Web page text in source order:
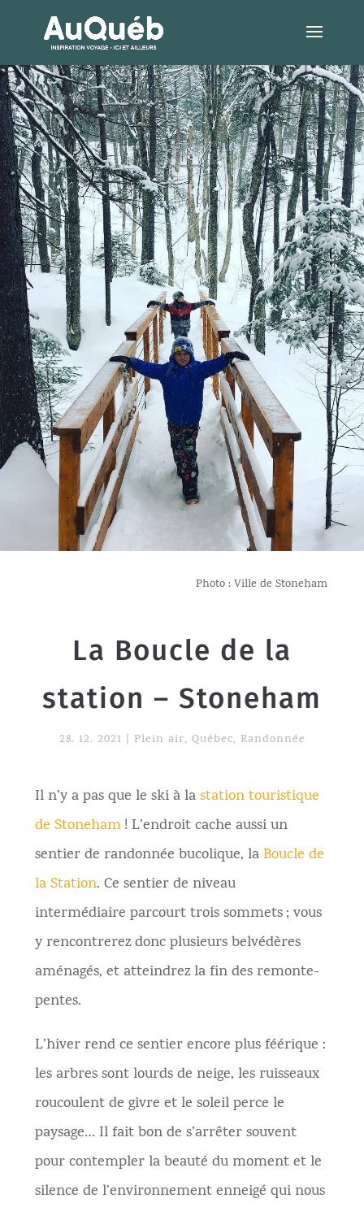
Photo : Ville de Stoneham
La Boucle de la
station – Stoneham
28. 12. 2021 Plein air, Québec, Randonnée
Il n’y a pas que le ski à lastation touristique
de Stoneham! L’endroit cache aussi un
sentier de randonnée bucolique, laBoucle de
la Station. Ce sentier de niveau
intermédiaire parcourt trois sommets ; vous
y rencontrerez donc plusieurs belvédères
aménagés, et atteindrez la fin des remonte-
pentes.
L’hiver rend ce sentier encore plus féérique :
les arbres sont lourds de neige, les ruisseaux
roucoulent de givre et le soleil perce le
paysage… Il fait bon de s’arrêter souvent
pour contempler la beauté du moment et le
silence de l’environnement enneigé qui nous